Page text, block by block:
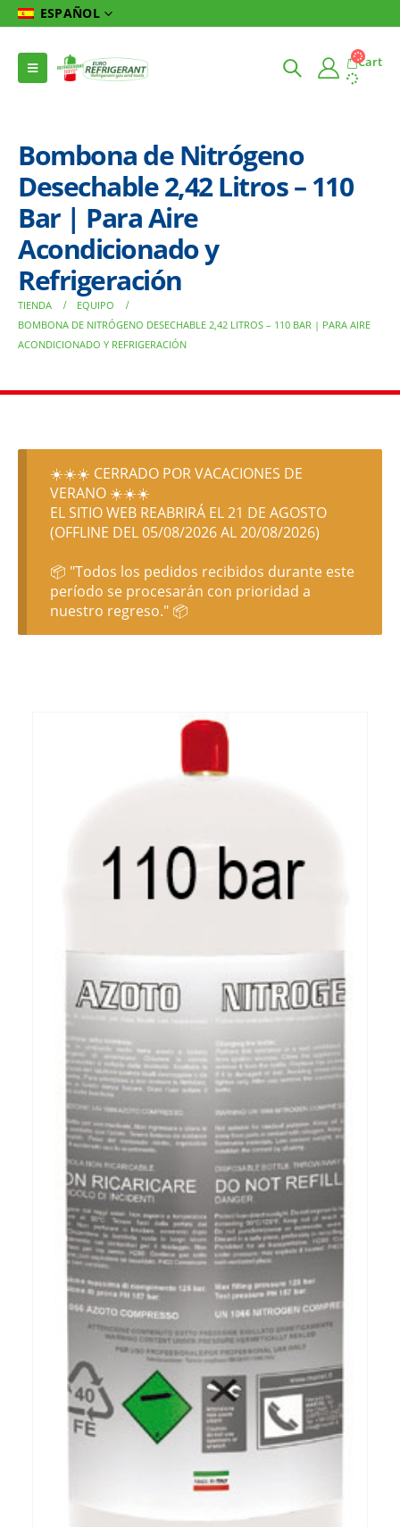
ESPAÑOL
Cart
Bombona de Nitrógeno
Desechable 2,42 Litros – 110
Bar | Para Aire
Acondicionado y
Refrigeración
TIENDA
EQUIPO
BOMBONA DE NITRÓGENO DESECHABLE 2,42 LITROS – 110 BAR | PARA AIRE
ACONDICIONADO Y REFRIGERACIÓN
☀️☀️☀️ CERRADO POR VACACIONES DE
VERANO ☀️☀️☀️
EL SITIO WEB REABRIRÁ EL 21 DE AGOSTO
(OFFLINE DEL 05/08/2026 AL 20/08/2026)
📦 "Todos los pedidos recibidos durante este
período se procesarán con prioridad a
nuestro regreso." 📦